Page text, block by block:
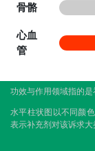
骨骼
心血
管
功效与作用领域指的是
水平柱状图以不同颜
表示补充剂对该诉求大